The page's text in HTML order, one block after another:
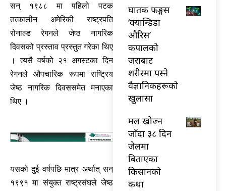
सन् १९८८ मा पहिलो पटक
तत्कालीन अमेरिकी राष्ट्रपति
रोनाल्ड रेगनले जेष्ठ नागरिक
दिवसको प्रस्ताव प्रस्तुत गरेका थिए
। त्यसै वर्षको २१ अगस्टका दिन
रेगनले औपचारिक रूपमा राष्ट्रिय
जेष्ठ नागरिक दिवससमेत मनाएका
थिए ।
यसको दुई वर्षपछि मात्र अर्थात् सन्
१९९१ मा संयुक्त राष्ट्रसंघले जेष्ठ
घातक फङ्गस
‘क्यान्डिडा
औरिस’
कपालको
जराबाट
शरीरमा पस्ने
वैज्ञानिकहरूको
खुलासा
मल खोज्न
जाँदा ३८ दिन
जेलमा
बिताएका
किसानको
कथा